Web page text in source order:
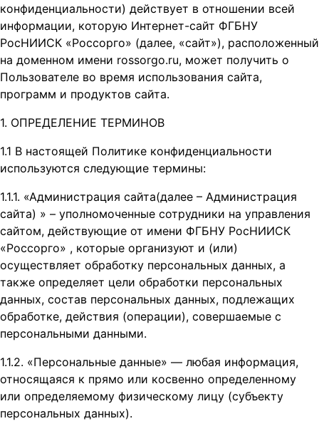
конфиденциальности) действует в отношении всей
информации, которую Интернет-сайт ФГБНУ
РосНИИСК «Россорго» (далее, «cайт»), расположенный
на доменном имени rossorgo.ru, может получить о
Пользователе во время использования сайта,
программ и продуктов сайта.
1. ОПРЕДЕЛЕНИЕ ТЕРМИНОВ
1.1 В настоящей Политике конфиденциальности
используются следующие термины:
1.1.1. «Администрация сайта(далее – Администрация
сайта) » – уполномоченные сотрудники на управления
сайтом, действующие от имени ФГБНУ РосНИИСК
«Россорго» , которые организуют и (или)
осуществляет обработку персональных данных, а
также определяет цели обработки персональных
данных, состав персональных данных, подлежащих
обработке, действия (операции), совершаемые с
персональными данными.
1.1.2. «Персональные данные» — любая информация,
относящаяся к прямо или косвенно определенному
или определяемому физическому лицу (субъекту
персональных данных).